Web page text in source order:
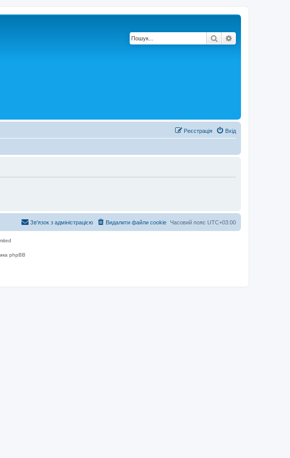
Пошук
Вхід
Реєстрація
Часовий пояс UTC+03:00
Видалити файли cookie
Зв'язок з адміністрацією
phpBB